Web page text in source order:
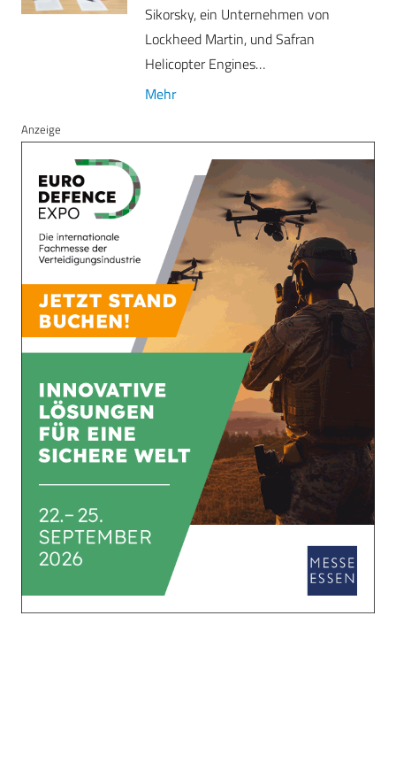
Sikorsky, ein Unternehmen von
Lockheed Martin, und Safran
Helicopter Engines…
Mehr
Anzeige